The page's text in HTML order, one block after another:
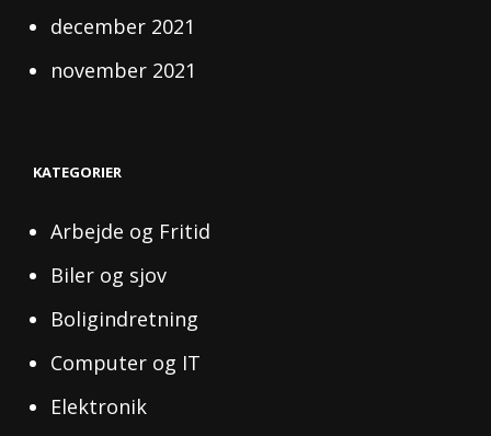
december 2021
november 2021
KATEGORIER
Arbejde og Fritid
Biler og sjov
Boligindretning
Computer og IT
Elektronik